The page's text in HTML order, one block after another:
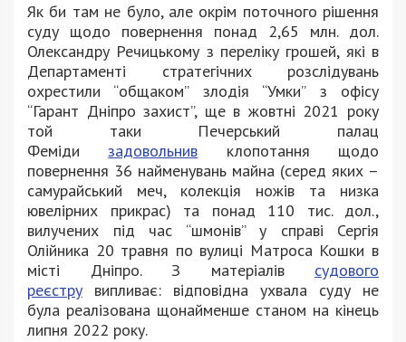
Як би там не було, але окрім поточного рішення
суду щодо повернення понад 2,65 млн. дол.
Олександру Речицькому з переліку грошей, які в
Департаменті стратегічних розслідувань
охрестили “общаком” злодія “Умки” з офісу
“Гарант Дніпро захист”, ще в жовтні 2021 року
той таки Печерський палац
Фемідизадовольнив клопотання щодо
повернення 36 найменувань майна (серед яких –
самурайський меч, колекція ножів та низка
ювелірних прикрас) та понад 110 тис. дол.,
вилучених під час “шмонів” у справі Сергія
Олійника 20 травня по вулиці Матроса Кошки в
місті Дніпро. З матеріалів судового
реєстру випливає: відповідна ухвала суду не
була реалізована щонайменше станом на кінець
липня 2022 року.